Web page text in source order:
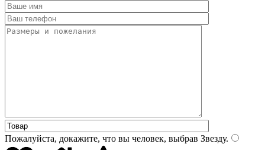
Пожалуйста, докажите, что вы человек, выбрав Звезду.